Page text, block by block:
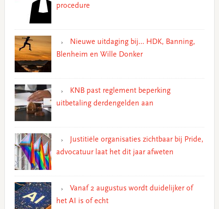
procedure
Nieuwe uitdaging bij… HDK, Banning,
Blenheim en Wille Donker
KNB past reglement beperking
uitbetaling derdengelden aan
Justitiële organisaties zichtbaar bij Pride,
advocatuur laat het dit jaar afweten
Vanaf 2 augustus wordt duidelijker of
het AI is of echt